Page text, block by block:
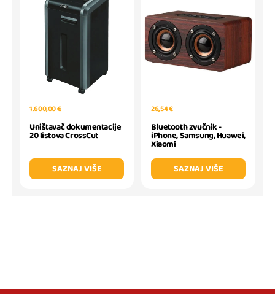
1.600,00 €
Uništavač dokumentacije
20 listova CrossCut
SAZNAJ VIŠE
26,54 €
Bluetooth zvučnik -
iPhone, Samsung, Huawei,
Xiaomi
SAZNAJ VIŠE